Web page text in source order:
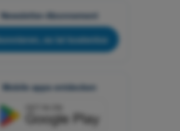
Newsletter-Abonnement
es ist kostenlos
Mobile apps entdecken